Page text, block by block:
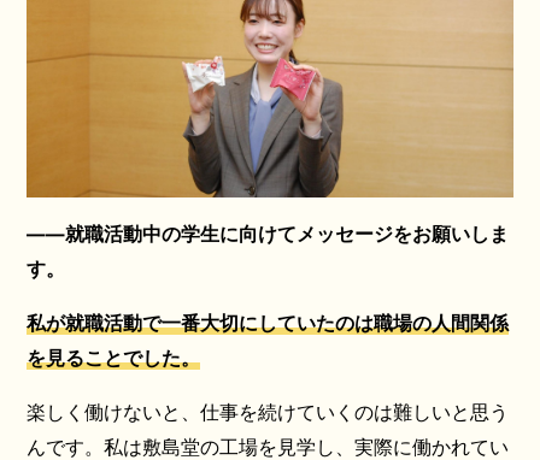
——就職活動中の学生に向けてメッセージをお願いしま
す。
私が就職活動で一番大切にしていたのは職場の人間関係
を見ることでした。
楽しく働けないと、仕事を続けていくのは難しいと思う
んです。私は敷島堂の工場を見学し、実際に働かれてい